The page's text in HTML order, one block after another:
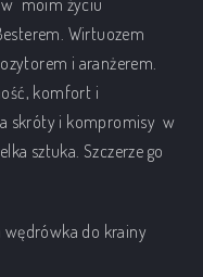
moim życiu
Wirtuozem
i aranżerem.
komfort i
skróty i kompromisy w
sztuka. Szczerze go
wędrówka do krainy